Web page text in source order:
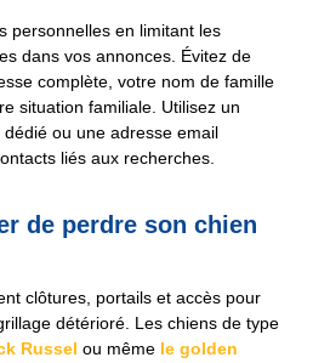
personnelles en limitant les
dans vos annonces. Évitez de
complète, votre nom de famille
situation familiale. Utilisez un
ou une adresse email
liés aux recherches.
de perdre son chien
clôtures, portails et accès pour
détérioré. Les chiens de type
Russel ou même le golden